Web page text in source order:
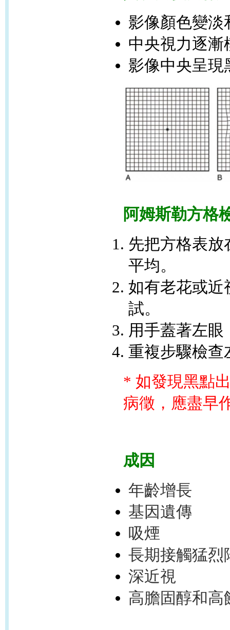
影像顏色變淡
中央視力逐漸
影像中央呈現
阿姆斯勒方格
先把方格表放
平均。
如有老花或近
試。
用手蓋著左
重複步驟檢查
* 如發現黑點
病徵，應盡早
成因
年齡增長
基因遺傳
吸煙
長期接觸猛烈
深近視
高膽固醇和高